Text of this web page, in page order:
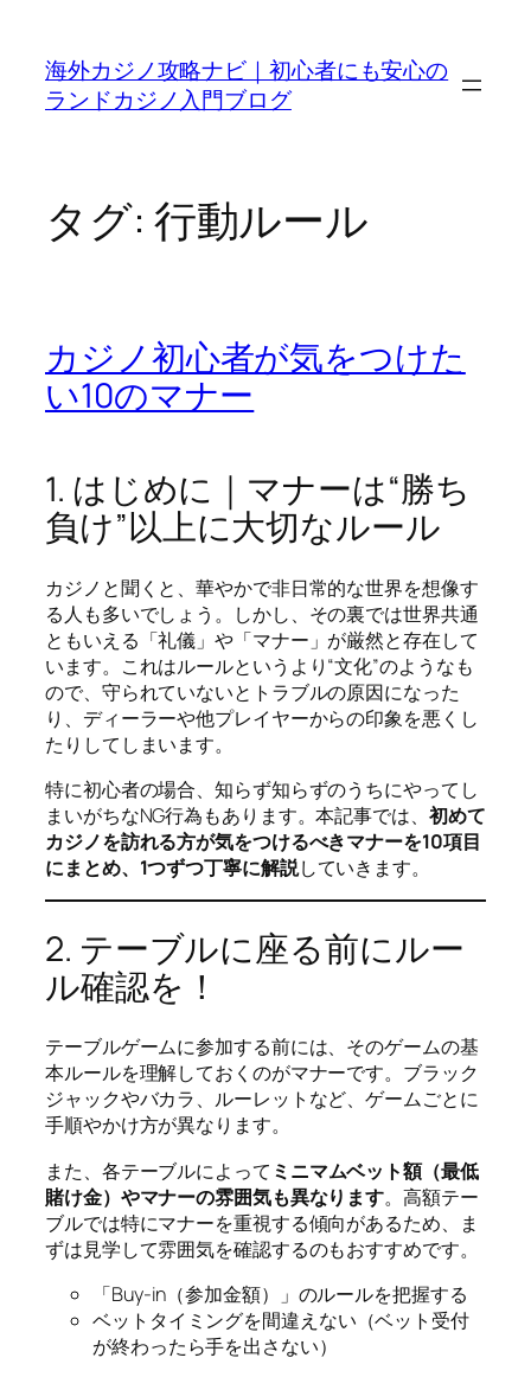
海外カジノ攻略ナビ｜初心者にも安心の
ランドカジノ入門ブログ
タグ: 行動ルール
カジノ初心者が気をつけた
い10のマナー
1. はじめに｜マナーは“勝ち
負け”以上に大切なルール
カジノと聞くと、華やかで非日常的な世界を想像す
る人も多いでしょう。しかし、その裏では世界共通
ともいえる「礼儀」や「マナー」が厳然と存在して
います。これはルールというより“文化”のようなも
ので、守られていないとトラブルの原因になった
り、ディーラーや他プレイヤーからの印象を悪くし
たりしてしまいます。
特に初心者の場合、知らず知らずのうちにやってし
まいがちなNG行為もあります。本記事では、 初めて
カジノを訪れる方が気をつけるべきマナーを10項目
にまとめ、1つずつ丁寧に解説していきます。
2. テーブルに座る前にルー
ル確認を！
テーブルゲームに参加する前には、そのゲームの基
本ルールを理解しておくのがマナーです。ブラック
ジャックやバカラ、ルーレットなど、ゲームごとに
手順やかけ方が異なります。
また、各テーブルによって ミニマムベット額（最低
賭け金）やマナーの雰囲気も異なります。高額テー
ブルでは特にマナーを重視する傾向があるため、ま
ずは見学して雰囲気を確認するのもおすすめです。
「Buy-in（参加金額）」のルールを把握する
ベットタイミングを間違えない（ベット受付
が終わったら手を出さない）